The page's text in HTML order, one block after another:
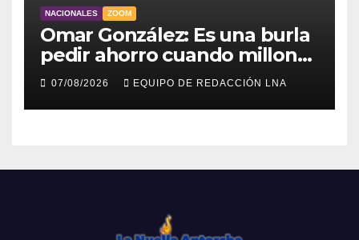
NACIONALES ZOOM
Omar González: Es una burla
pedir ahorro cuando millones
viven sin luz y sin agua
07/08/2026 EQUIPO DE REDACCIÓN LNA